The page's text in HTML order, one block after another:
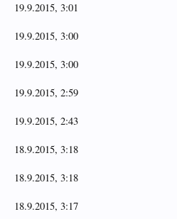
19.9.2015, 3:01
19.9.2015, 3:00
19.9.2015, 3:00
19.9.2015, 2:59
19.9.2015, 2:43
18.9.2015, 3:18
18.9.2015, 3:18
18.9.2015, 3:17